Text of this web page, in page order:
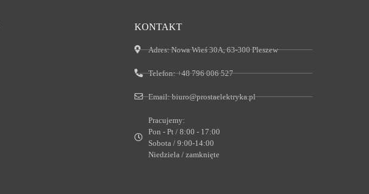
KONTAKT
Adres:Nowa Wieś 30A, 63-300 Pleszew
Telefon:+48 796 006 527
Email:biuro@prostaelektryka.pl
Pracujemy:
Pon - Pt / 8:00 - 17:00
Sobota / 9:00-14:00
Niedziela / zamknięte